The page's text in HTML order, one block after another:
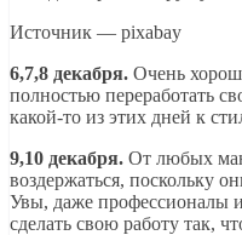
Источник — pixabay
6,7,8 декабря. Очень
полностью переработать
какой-то из этих дней к
9,10 декабря. От любых
воздержаться, поскольку
Увы, даже профессионалы
сделать свою работу так,